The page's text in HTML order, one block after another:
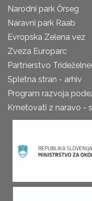
Narodni park Őrseg
Naravni park Raab
Evropska Zelena vez
Zveza Europarc
Partnerstvo
Spletna stran - arhiv
Program razvoja
Kmetovati z naravo -